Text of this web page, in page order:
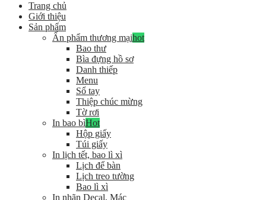
Trang chủ
Giới thiệu
Sản phẩm
Ấn phẩm thương mạihot
Bao thư
Bìa đựng hồ sơ
Danh thiếp
Menu
Sổ tay
Thiệp chúc mừng
Tờ rơi
In bao bìHot
Hộp giấy
Túi giấy
In lịch tết, bao lì xì
Lịch để bàn
Lịch treo tường
Bao lì xì
In nhãn Decal, Mác